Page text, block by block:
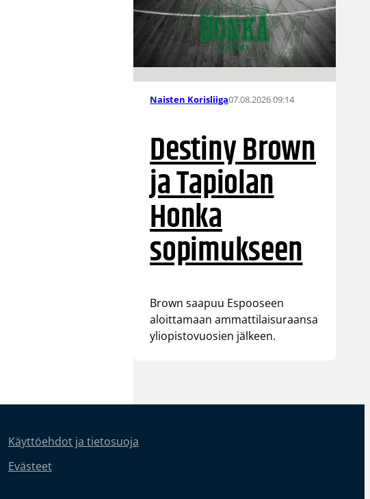
Naisten Korisliiga07.08.2026 09:14
Destiny Brown
ja Tapiolan
Honka
sopimukseen
Brown saapuu Espooseen
aloittamaan ammattilaisuraansa
yliopistovuosien jälkeen.
Käyttöehdot ja tietosuoja
Evästeet